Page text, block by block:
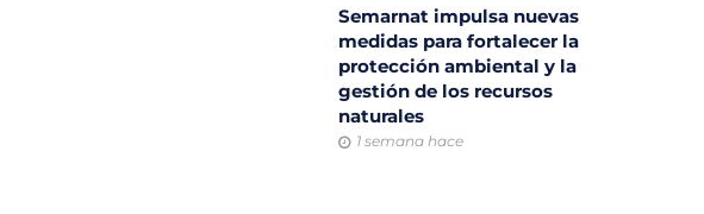
Semarnat impulsa nuevas
medidas para fortalecer la
protección ambiental y la
gestión de los recursos
naturales
1 semana hace